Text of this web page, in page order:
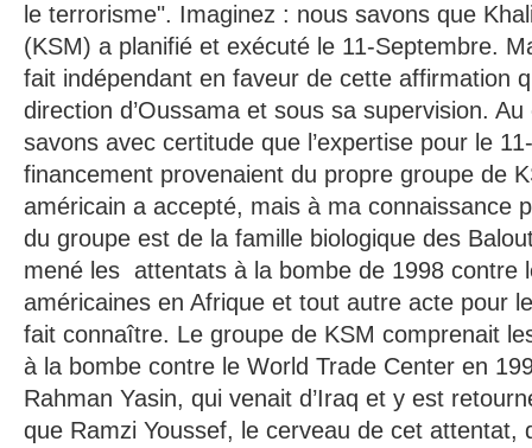
le terrorisme". Imaginez : nous savons que
(KSM) a planifié et exécuté le 11-Septembre.
fait indépendant en faveur de cette affirmation
direction d’Oussama et sous sa supervision.
savons avec certitude que l’expertise pour le
financement provenaient du propre groupe de
américain a accepté, mais à ma connaissance
du groupe est de la famille biologique des
mené les attentats à la bombe de 1998 contre
américaines en Afrique et tout autre acte pour
fait connaître. Le groupe de KSM comprenait
à la bombe contre le World Trade Center en
Rahman Yasin, qui venait d’Iraq et y est
que Ramzi Youssef, le cerveau de cet attentat,